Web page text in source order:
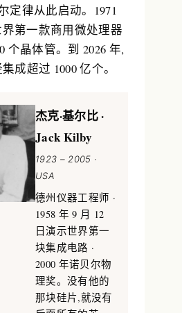
定律从此启动。1971
第一款商用微处理器
个晶体管。到 2026 年,
成超过 1000 亿个。
杰克·基尔比 ·
Jack Kilby
1923 – 2005 ·
USA
德州仪器工程师 ·
1958 年 9 月 12
日演示世界第一
块集成电路 ·
2000 年诺贝尔物
理奖。没有他的
那块硅片,就没有